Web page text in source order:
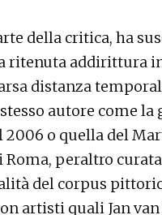
della critica, ha
ritenuta addirittura
distanza
autore come la
o quella del
Roma, peraltro
del corpus
artisti quali Jan